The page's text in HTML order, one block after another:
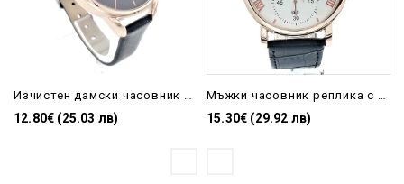
12.80€ (25.03 лв) 15.30€ (29.92 лв)